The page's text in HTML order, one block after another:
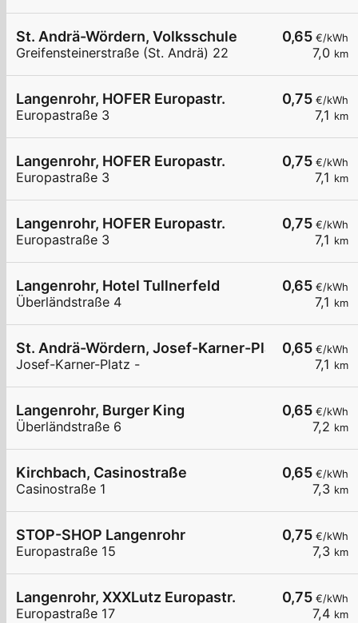
0,65 €/kWh
7,0 km
St. Andrä-Wördern, Volksschule
Greifensteinerstraße (St. Andrä) 22
0,75 €/kWh
7,1 km
Langenrohr, HOFER Europastr.
Europastraße 3
0,75 €/kWh
7,1 km
Langenrohr, HOFER Europastr.
Europastraße 3
0,75 €/kWh
7,1 km
Langenrohr, HOFER Europastr.
Europastraße 3
0,65 €/kWh
7,1 km
Langenrohr, Hotel Tullnerfeld
Überländstraße 4
0,65 €/kWh
7,1 km
St. Andrä-Wördern, Josef-Karner-Platz
Josef-Karner-Platz -
0,65 €/kWh
7,2 km
Langenrohr, Burger King
Überländstraße 6
0,65 €/kWh
7,3 km
Kirchbach, Casinostraße
Casinostraße 1
0,75 €/kWh
7,3 km
STOP-SHOP Langenrohr
Europastraße 15
0,75 €/kWh
7,4 km
Langenrohr, XXXLutz Europastr.
Europastraße 17